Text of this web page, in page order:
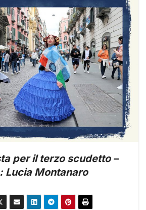
per il terzo scudetto –
Lucia Montanaro